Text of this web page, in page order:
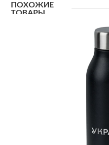
ПОХОЖИЕ
ТОВАРЫ